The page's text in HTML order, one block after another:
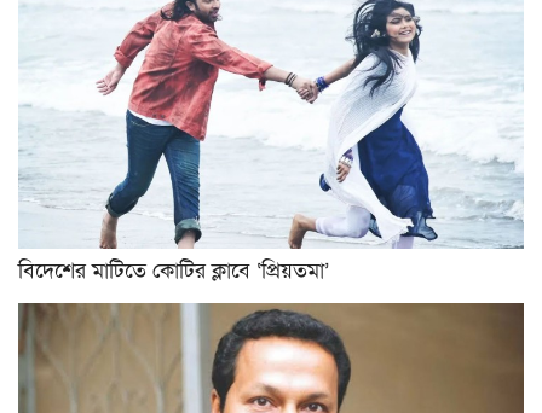
বিদেশের মাটিতে কোটির ক্লাবে ‘প্রিয়তমা’